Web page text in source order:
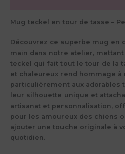
Mug teckel en tour de tasse –
Découvrez ce superbe mug en
main dans notre atelier,
teckel qui fait tout le tour de la
et chaleureux rend hommage à
particulièrement aux adorables
leur silhouette unique et
artisanat et personnalisation,
pour les amoureux des chiens
ajouter une touche originale à
quotidien.